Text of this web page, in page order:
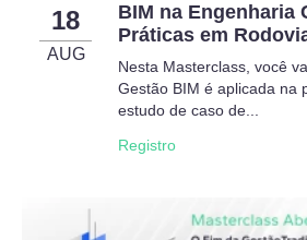
18
AUG
BIM na Engenharia
Práticas em
Nesta Masterclass, você
Gestão BIM é aplicada na
estudo de caso de...
Registro